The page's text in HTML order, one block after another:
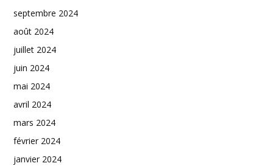
septembre 2024
août 2024
juillet 2024
juin 2024
mai 2024
avril 2024
mars 2024
février 2024
janvier 2024